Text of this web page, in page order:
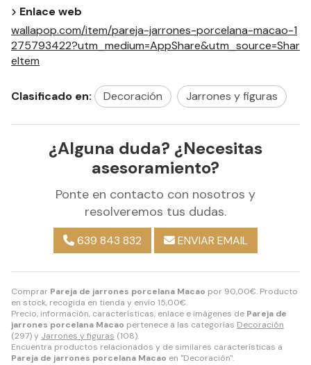
Comprar Pareja de jarrones porcelana Macao por 90,00€. Producto
en stock, recogida en tienda y envío 15,00€.
Precio, información, características, enlace e imágenes de Pareja de
jarrones porcelana Macao pertenece a las categorías Decoración
(297) y Jarrones y figuras (108).
Encuentra productos relacionados y de similares características a
Pareja de jarrones porcelana Macao en "Decoración".
Enlace web
wallapop.com/item/pareja-jarrones-porcelana-macao-1
275793422?utm_medium=AppShare&utm_source=Shar
eItem
Clasificado en: Decoración Jarrones y figuras
¿Alguna duda? ¿Necesitas
asesoramiento?
Ponte en contacto con nosotros y
resolveremos tus dudas.
639 843 832 ENVIAR EMAIL